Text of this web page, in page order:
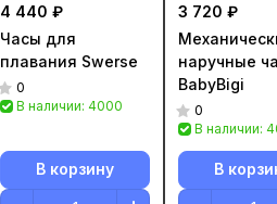
4 440 ₽
Часы для
плавания Swerse
0
В наличии: 4000
В корзину
3 720 ₽
наручные
BabyBigi
0
В наличии:
В